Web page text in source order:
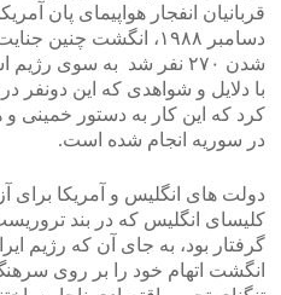
قربانیان انفجار هواپیمای پان
دسامبر ۱۹۸۸، انگشت
شدن ۲۷۰ نفر شد به سوی رژیم اسلامی دراز است.
با دلایل و شواهدی که این دونفر
کرد که این کار به دستور خمینی
در سوریه انجام شده است.
دولت های انگلیس و آمریکا برای
کلیسای انگلیس که در بند
گرفتار بود، به جای آن که رژیم
انگشت اتهام خود را بر روی